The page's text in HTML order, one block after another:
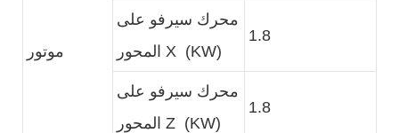
موتور
محرك سيرفو على
المحور X (KW)
1.8
محرك سيرفو على
المحور Z (KW)
1.8